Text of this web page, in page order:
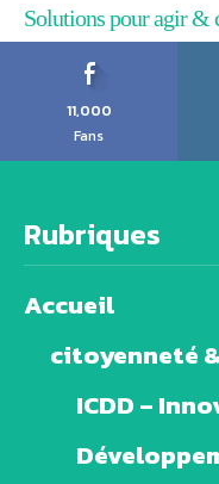
Solutions pour agir &
11,000
Fans
Rubriques
Accueil
citoyenneté
ICDD –